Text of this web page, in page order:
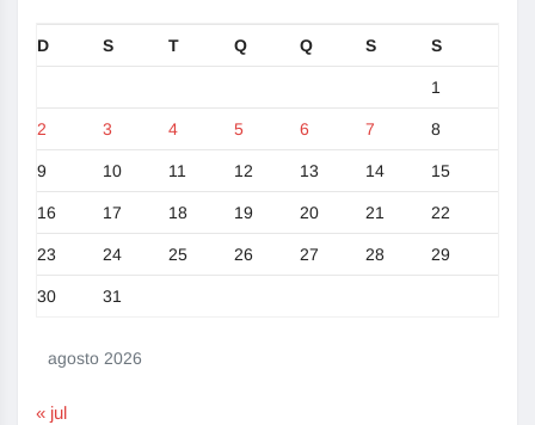
agosto 2026
D S T Q Q S S
1
2 3 4 5 6 7 8
9 10 11 12 13 14 15
16 17 18 19 20 21 22
23 24 25 26 27 28 29
30 31
« jul